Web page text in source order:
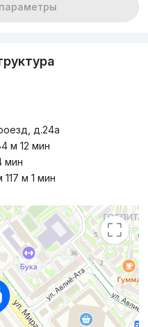
д.24a
м 12 мин
мин
м 1 мин